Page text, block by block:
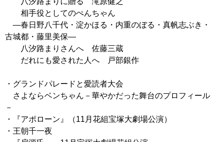
相手役としてのぺんちゃん
―春日野八千代・淀かほる・内重のぼる・真帆志ぶき・
古城都・藤里美保―
八汐路まりさんへ 佐藤三蔵
だれにも愛された人へ 戸部銀作
・グランドパレードと愛読者大会
さよならベンちゃん－華やかだった舞台のプロフィール
－
・『アポローン』（11月花組宝塚大劇場公演）
・王朝千一夜